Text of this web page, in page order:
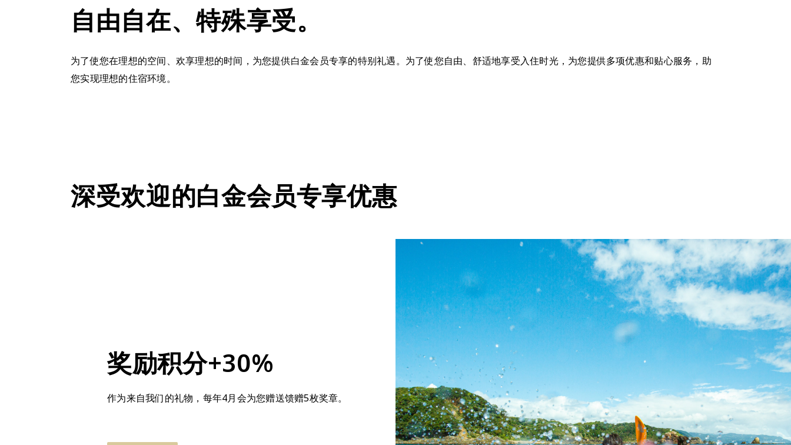
自由自在、特殊享受。
为了使您在理想的空间、欢享理想的时间，为您提供白金会员专享的特别礼遇。为了使您自由、舒适地享受入住时光，为您提供多项优惠和贴心服务，助
您实现理想的住宿环境。
深受欢迎的白金会员专享优惠
奖励积分+30%
作为来自我们的礼物，每年4月会为您赠送馈赠5枚奖章。